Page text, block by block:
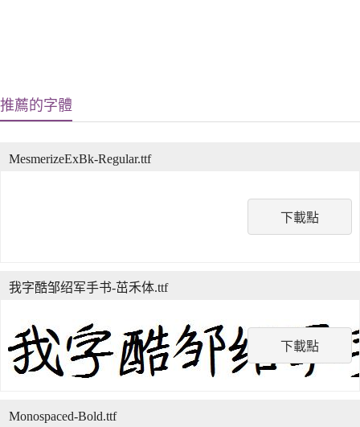
推薦的字體
下載點
MesmerizeExBk-Regular.ttf
下載點
我字酷邹绍军手书-茁禾体.ttf
Monospaced-Bold.ttf